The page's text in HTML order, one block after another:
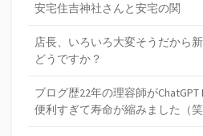
安宅住吉神社さんと安宅の関
店長、いろいろ大変そうだから
どうですか？
ブログ歴22年の理容師がChatGPT
便利すぎて寿命が縮みました（笑